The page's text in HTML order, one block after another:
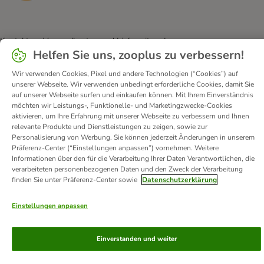
Kontakt Versandkosten und Lieferzeit
Impressum
Allgemeine Geschäftsbedingungen
Digital Services Act
Vertrag widerrufen
Entsorgungs- und Umweltbestimmungen
Zahlungsarten
Über uns Partnerprogramme
Karriere
Corporate Website
Datenschutz Erklärung zur Barrierefreiheit
© zooplus SE2026
Helfen Sie uns, zooplus zu verbessern!
Wir verwenden Cookies, Pixel und andere Technologien (“Cookies”) auf
unserer Webseite. Wir verwenden unbedingt erforderliche Cookies, damit Sie
auf unserer Webseite surfen und einkaufen können. Mit Ihrem Einverständnis
möchten wir Leistungs-, Funktionelle- und Marketingzwecke-Cookies
aktivieren, um Ihre Erfahrung mit unserer Webseite zu verbessern und Ihnen
relevante Produkte und Dienstleistungen zu zeigen, sowie zur
Personalisierung von Werbung. Sie können jederzeit Änderungen in unserem
Präferenz-Center (“Einstellungen anpassen”) vornehmen. Weitere
Informationen über den für die Verarbeitung Ihrer Daten Verantwortlichen, die
verarbeiteten personenbezogenen Daten und den Zweck der Verarbeitung
finden Sie unter Präferenz-Center sowie Datenschutzerklärung
Einstellungen anpassen
Einverstanden und weiter